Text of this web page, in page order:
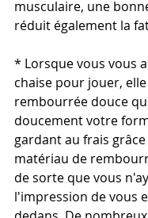
musculaire, une
réduit également la
* Lorsque vous vous
chaise pour jouer,
rembourrée douce
doucement votre
gardant au frais grâce
matériau de
de sorte que vous
l'impression de vous